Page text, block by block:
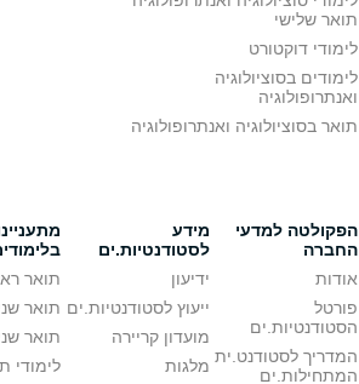
תואר שלישי
לימודי דוקטורט
לימודים בסוציולוגיה
ואנתרופולוגיה
תואר בסוציולוגיה ואנתרופולוגיה
הפקולטה למדעי
החברה
אודות
פורטל
הסטודנטיות.ים
המדריך לסטודנט.ית
המתחילות.ים
מידע
לסטודנטיות.ים
ידיעון
ייעוץ לסטודנטיות.ים
מועדון קריירה
מלגות
תואר
תואר
תואר
לימודי